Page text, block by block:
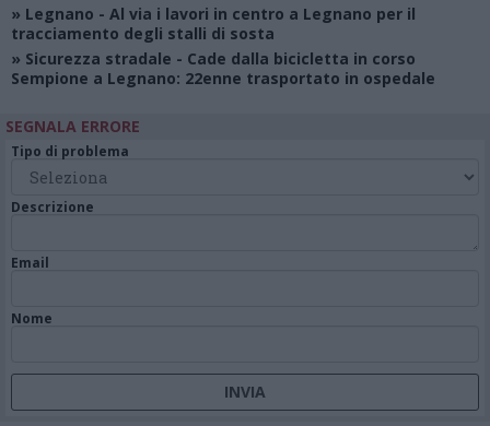
» Legnano - Al via i lavori in centro a Legnano per il
tracciamento degli stalli di sosta
» Sicurezza stradale - Cade dalla bicicletta in corso
Sempione a Legnano: 22enne trasportato in ospedale
SEGNALA ERRORE
Tipo di problema
Descrizione
Email
Nome